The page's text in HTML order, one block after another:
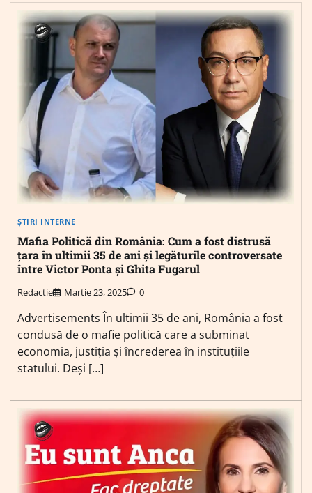
ȘTIRI INTERNE
Mafia Politică din România: Cum a fost distrusă
țara în ultimii 35 de ani și legăturile controversate
între Victor Ponta și Ghita Fugarul
Redactie Martie 23, 2025 0
Advertisements În ultimii 35 de ani, România a fost
condusă de o mafie politică care a subminat
economia, justiția și încrederea în instituțiile
statului. Deși […]